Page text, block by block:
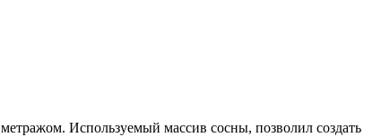
Используемый массив сосны, позволил создать